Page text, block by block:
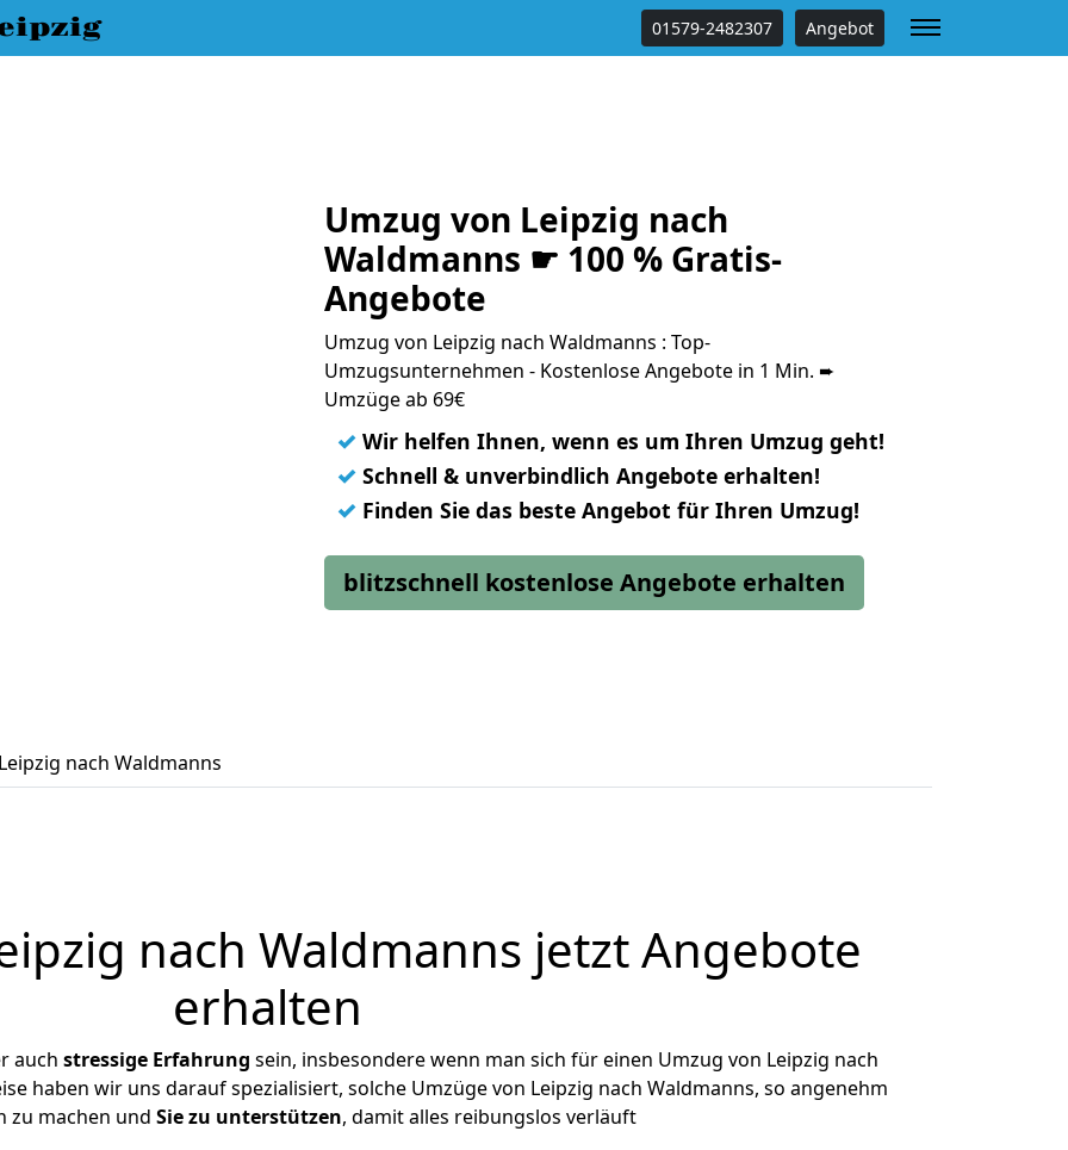
01579-2482307 Angebot
Umzug von Leipzig nach
Waldmanns ☛ 100 % Gratis-
Angebote
Umzug von Leipzig nach Waldmanns : Top-
Umzugsunternehmen - Kostenlose Angebote in 1 Min. ➨
Umzüge ab 69€
✓ Wir helfen Ihnen, wenn es um Ihren Umzug geht!
✓ Schnell & unverbindlich Angebote erhalten!
✓ Finden Sie das beste Angebot für Ihren Umzug!
blitzschnell kostenlose Angebote erhalten
nach Waldmanns
nach Waldmanns jetzt Angebote
erhalten
auch stressige Erfahrung sein, insbesondere wenn man sich für einen Umzug von Leipzig nach
haben wir uns darauf spezialisiert, solche Umzüge von Leipzig nach Waldmanns, so angenehm
zu machen und Sie zu unterstützen, damit alles reibungslos verläuft